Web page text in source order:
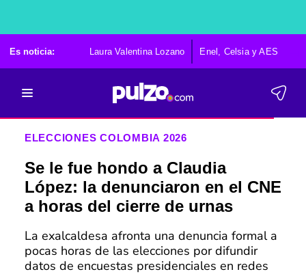
Es noticia: Laura Valentina Lozano Enel, Celsia y AES
ELECCIONES COLOMBIA 2026
Se le fue hondo a Claudia
López: la denunciaron en el CNE
a horas del cierre de urnas
La exalcaldesa afronta una denuncia formal a
pocas horas de las elecciones por difundir
datos de encuestas presidenciales en redes